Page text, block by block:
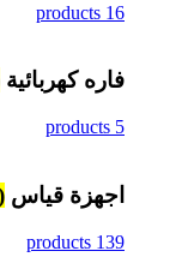
16 products
فاره كهربائية
5 products
اجهزة قياس
139 products